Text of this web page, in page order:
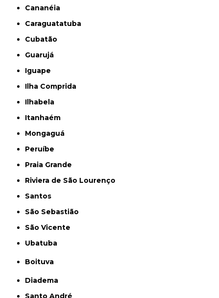
Cananéia
Caraguatatuba
Cubatão
Guarujá
Iguape
Ilha Comprida
Ilhabela
Itanhaém
Mongaguá
Peruíbe
Praia Grande
Riviera de São Lourenço
Santos
São Sebastião
São Vicente
Ubatuba
Boituva
Diadema
Santo André